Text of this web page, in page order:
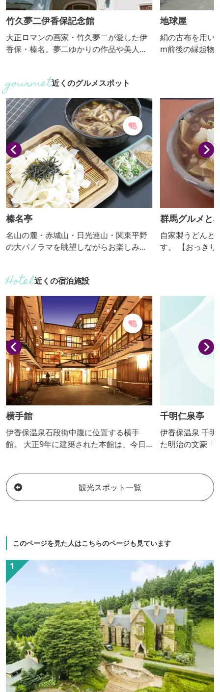
竹久夢二伊香保記念館
大正ロマンの画家・竹久夢二が愛した伊
香保・榛名。夢二ゆかりの作品や美人
地球屋
絹の古布を用い
m前後の縁起物
近くのグルメスポット
榛名亭
名山の麓・赤城山・日光連山・関東平野
の大パノラマを眺望しながらお楽しみく
群馬グルメと
自家製うどんと
す。 【おっ
近くの宿泊施設
横手館
伊香保温泉石段街中腹に位置する横手
館。 大正9年に建築された本館は、今日
ご利用いただけます。
千明仁泉亭
伊香保温泉 千
た明治の文豪「
わりなく湧き
湯」と、 果て
州連山や谷川岳
す。
観光スポット一覧
このページを見た人はこちらのページも見ています